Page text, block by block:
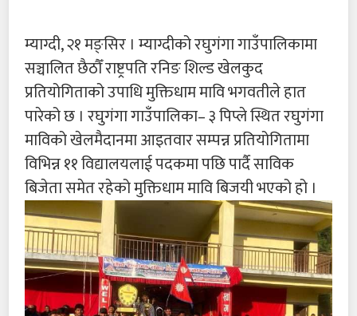
म्याग्दी, २१ मङ्सिर । म्याग्दीको रघुगंगा गाउँपालिकामा
सञ्चालित छैठौँ राष्ट्रपति रनिङ शिल्ड खेलकुद
प्रतियोगिताको उपाधि मुक्तिधाम मावि भगवतीले हात
पारेको छ । रघुगंगा गाउँपालिका– ३ पिप्ले स्थित रघुगंगा
माविको खेलमैदानमा आइतवार सम्पन्न प्रतियोगितामा
विभिन्न ११ विद्यालयलाई पदकमा पछि पार्दै साविक
बिजेता समेत रहेको मुक्तिधाम मावि बिजयी भएको हो ।